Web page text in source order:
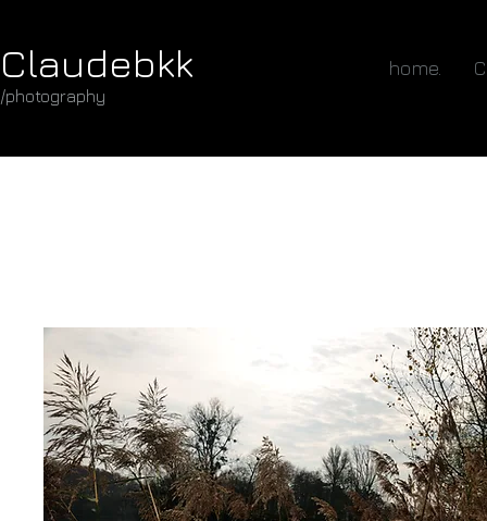
Claudebkk
/photography
home.